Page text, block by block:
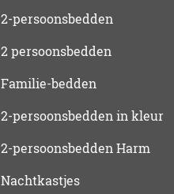
2-persoonsbedden
2 persoonsbedden
Familie-bedden
2-persoonsbedden in kleur
2-persoonsbedden Harm
Nachtkastjes